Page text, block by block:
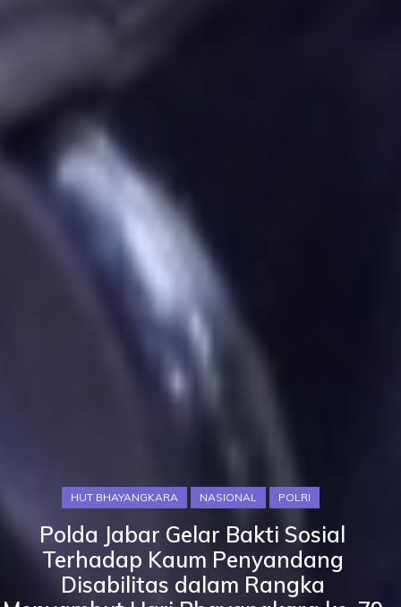
HUT BHAYANGKARA NASIONAL POLRI
Polda Jabar Gelar Bakti Sosial
Terhadap Kaum Penyandang
Disabilitas dalam Rangka